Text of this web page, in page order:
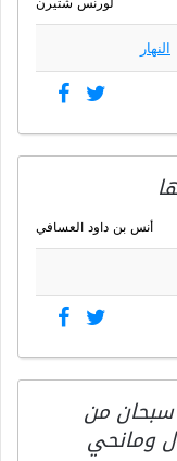
النهار
أنس بن داود العسافي
من
ومانحي